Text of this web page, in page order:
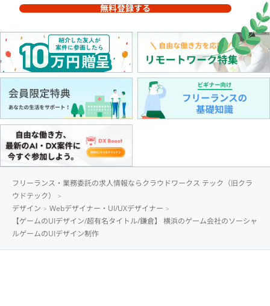
無料登録する
フリーランス・業務委託の求人情報ならクラウドワークス テック（旧クラ
ウドテック）
デザイン
Webデザイナー・UI/UXデザイナー
【ゲームのUIデザイン/超有名タイトル/鎌倉】 横浜のゲーム会社のソーシャ
ルゲームのUIデザイン制作